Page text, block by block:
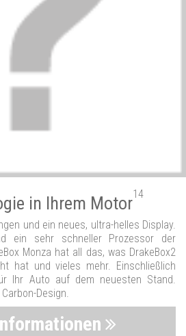
in Ihrem Motor14
und ein neues, ultra-helles Display.
ein sehr schneller Prozessor der
Monza hat all das, was DrakeBox2
hat und vieles mehr. Einschließlich
Ihr Auto auf dem neuesten Stand.
Design.